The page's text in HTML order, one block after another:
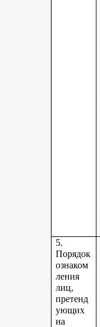
5.
Порядок
ознаком
ления
лиц,
претенд
ующих
на